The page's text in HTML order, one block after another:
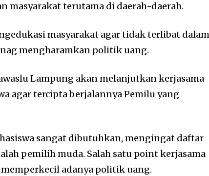
masyarakat terutama di daerah-daerah.
masyarakat agar tidak terlibat
mengharamkan politik uang.
Lampung akan melanjutkan kerjasama
agar tercipta berjalannya Pemilu yang
sangat dibutuhkan, mengingat daftar
pemilih muda. Salah satu point kerjasama
adanya politik uang.